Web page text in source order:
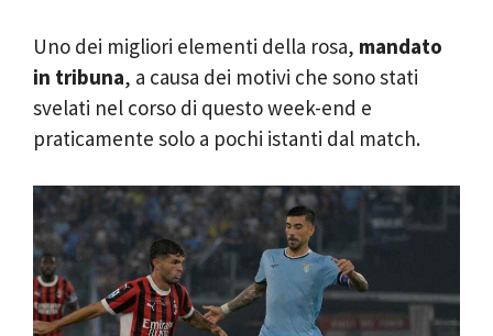
Uno dei migliori elementi della rosa, mandato
in tribuna, a causa dei motivi che sono stati
svelati nel corso di questo week-end e
praticamente solo a pochi istanti dal match.